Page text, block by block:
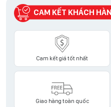
CAM KẾT KHÁCH
Cam kết giá tốt nhất
Giao hàng toàn quốc